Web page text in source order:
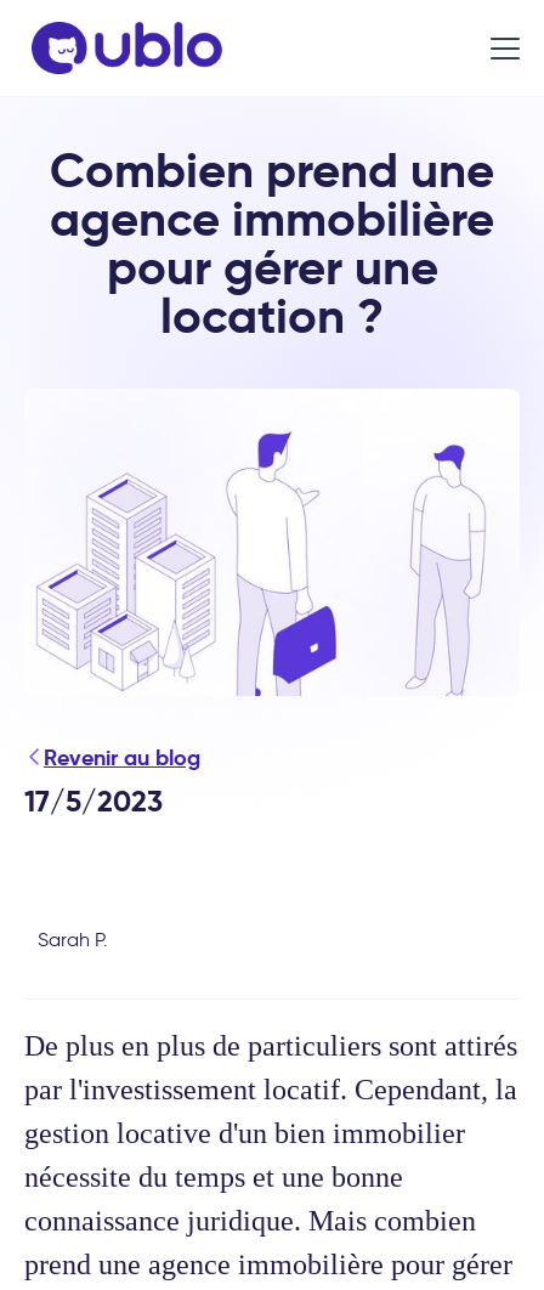
Combien prend une
agence immobilière
pour gérer une
location ?
Revenir au blog
17/5/2023
Sarah P.
De plus en plus de particuliers sont attirés
par l'investissement locatif. Cependant, la
gestion locative d'un bien immobilier
nécessite du temps et une bonne
connaissance juridique. Mais combien
prend une agence immobilière pour gérer